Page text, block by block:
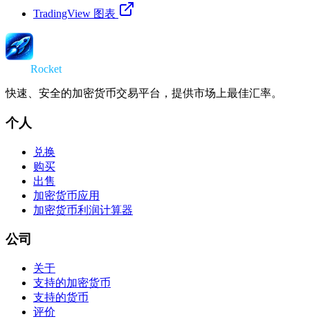
TradingView 图表
Rocket
快速、安全的加密货币交易平台，提供市场上最佳汇率。
个人
兑换
购买
出售
加密货币应用
加密货币利润计算器
公司
关于
支持的加密货币
支持的货币
评价